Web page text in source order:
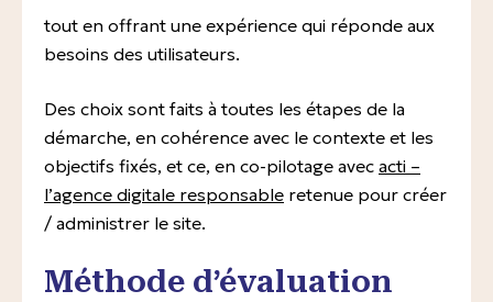
tout en offrant une expérience qui réponde aux
besoins des utilisateurs.
Des choix sont faits à toutes les étapes de la
démarche, en cohérence avec le contexte et les
objectifs fixés, et ce, en co-pilotage avec acti –
l’agence digitale responsable retenue pour créer
/ administrer le site.
Méthode d’évaluation